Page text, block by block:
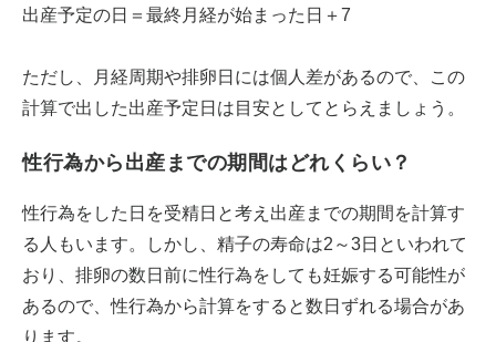
出産予定の日＝最終月経が始まった日＋7
ただし、月経周期や排卵日には個人差があるので、この
計算で出した出産予定日は目安としてとらえましょう。
性行為から出産までの期間はどれくらい？
性行為をした日を受精日と考え出産までの期間を計算す
る人もいます。しかし、精子の寿命は2～3日といわれて
おり、排卵の数日前に性行為をしても妊娠する可能性が
あるので、性行為から計算をすると数日ずれる場合があ
ります。